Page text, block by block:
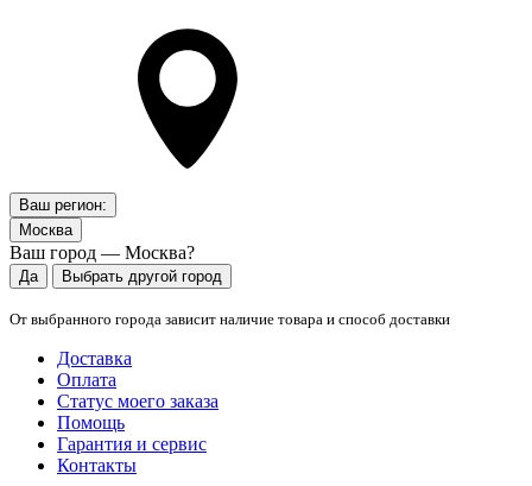
Ваш регион:
Москва
Ваш город — Москва?
Да Выбрать другой город
От выбранного города зависит наличие товара и способ доставки
Доставка
Оплата
Статус моего заказа
Помощь
Гарантия и сервис
Контакты